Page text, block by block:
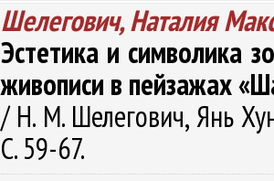
Шелегович, Наталия
Эстетика и символика
живописи в пейзажах
/ Н. М. Шелегович, Янь
С. 59-67.